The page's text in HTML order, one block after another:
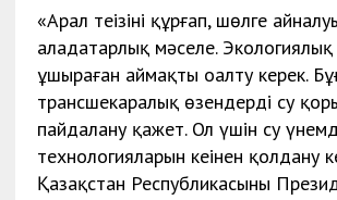
«Арал теңізінің құрғап, шөлге
алаңдатарлық мәселе.
ұшыраған аймақты оңалту керек.
трансшекаралық өзендердің су
пайдалану қажет. Ол үшін су
технологияларын кеңінен қолдану
Қазақстан Республикасының